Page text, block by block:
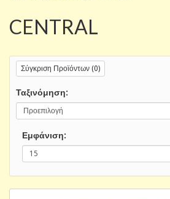
CENTRAL
Σύγκριση Προϊόντων (0)
Ταξινόμηση:
Εμφάνιση: